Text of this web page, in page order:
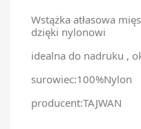
Wstążka atłasowa
dzięki nylonowi
idealna do nadruku ,
surowiec:100%Nylon
producent:TAJWAN